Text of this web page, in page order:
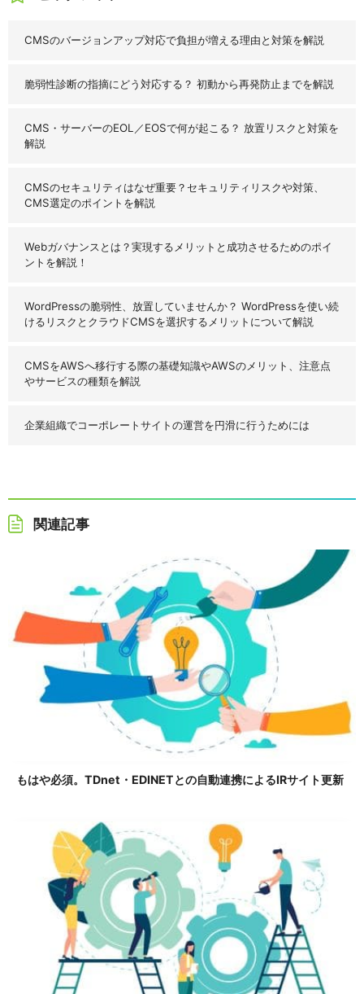
CMSのバージョンアップ対応で負担が増える理由と対策を解説
脆弱性診断の指摘にどう対応する？ 初動から再発防止までを解説
CMS・サーバーのEOL／EOSで何が起こる？ 放置リスクと対策を
解説
CMSのセキュリティはなぜ重要？セキュリティリスクや対策、
CMS選定のポイントを解説
Webガバナンスとは？実現するメリットと成功させるためのポイ
ントを解説！
WordPressの脆弱性、放置していませんか？ WordPressを使い続
けるリスクとクラウドCMSを選択するメリットについて解説
CMSをAWSへ移行する際の基礎知識やAWSのメリット、注意点
やサービスの種類を解説
企業組織でコーポレートサイトの運営を円滑に行うためには
関連記事
もはや必須。TDnet・EDINETとの自動連携によるIRサイト更新